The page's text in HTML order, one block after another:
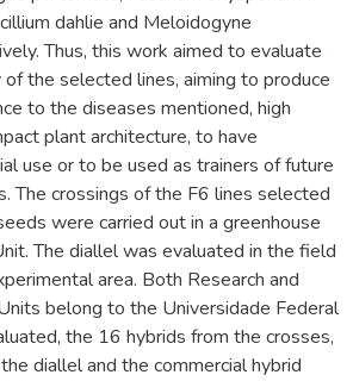
dahlie and Meloidogyne
Thus, this work aimed to evaluate
the selected lines, aiming to produce
to the diseases mentioned, high
plant architecture, to have
use or to be used as trainers of future
The crossings of the F6 lines selected
were carried out in a greenhouse
The diallel was evaluated in the field
area. Both Research and
belong to the Universidade Federal
the 16 hybrids from the crosses,
diallel and the commercial hybrid